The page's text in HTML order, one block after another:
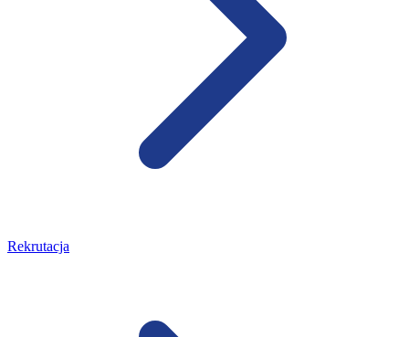
Rekrutacja